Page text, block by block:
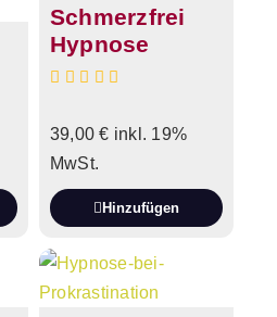
Schmerzfrei
Hypnose
39,00€ inkl. 19%
MwSt.
Hinzufügen